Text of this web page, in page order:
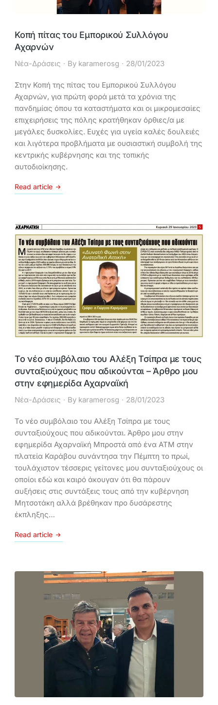
Κοπή πίτας του Εμπορικού Συλλόγου
Αχαρνών
Νέα-Δράσεις By karamerosg 28/01/2023
Στην Κοπή της πίτας του Εμπορικού Συλλόγου
Αχαρνών, για πρώτη φορά μετά τα χρόνια της
πανδημίας όπου τα καταστήματα και οι μικρομεσαίες
επιχειρήσεις της πόλης κρατήθηκαν όρθιες/α με
μεγάλες δυσκολίες. Ευχές για υγεία καλές δουλειές
και λιγότερα προβλήματα με ουσιαστική συμβολή της
κεντρικής κυβέρνησης και της τοπικής
αυτοδιοίκησης.
Read article
Το νέο συμβόλαιο του Αλέξη Τσίπρα με τους
συνταξιούχους που αδικούνται – Άρθρο μου
στην εφημερίδα Αχαρναϊκή
Νέα-Δράσεις By karamerosg 28/01/2023
Το νέο συμβόλαιο του Αλέξη Τσίπρα με τους
συνταξιούχους που αδικούνται. Άρθρο μου στην
εφημερίδα Αχαρναϊκή Μπροστά από ένα ATM στην
πλατεία Καράβου συνάντησα την Πέμπτη το πρωί,
τουλάχιστον τέσσερις γείτονες μου συνταξιούχους οι
οποίοι εδώ και καιρό άκουγαν ότι θα πάρουν
αυξήσεις στις συντάξεις τους από την κυβέρνηση
Μητσοτάκη αλλά βρέθηκαν προ δυσάρεστης
έκπληξης…
Read article